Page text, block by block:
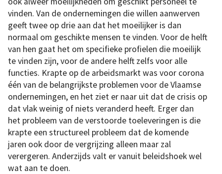
vinden. Van de ondernemingen die willen aanwerven
geeft twee op drie aan dat het moeilijker is dan
normaal om geschikte mensen te vinden. Voor de helft
van hen gaat het om specifieke profielen die moeilijk
te vinden zijn, voor de andere helft zelfs voor alle
functies. Krapte op de arbeidsmarkt was voor corona
één van de belangrijkste problemen voor de Vlaamse
ondernemingen, en het ziet er naar uit dat de crisis op
dat vlak weinig of niets veranderd heeft. Erger dan
het probleem van de verstoorde toeleveringen is die
krapte een structureel probleem dat de komende
jaren ook door de vergrijzing alleen maar zal
verergeren. Anderzijds valt er vanuit beleidshoek wel
wat aan te doen.